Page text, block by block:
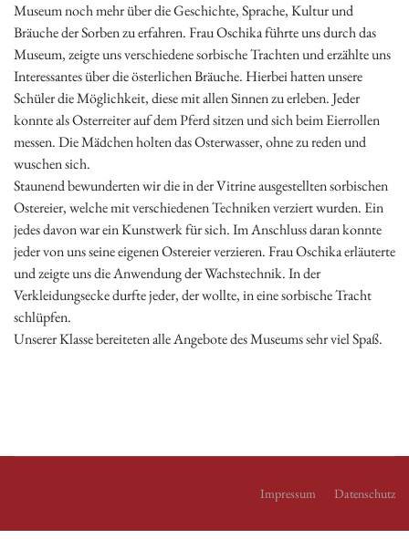
Museum noch mehr über die Geschichte, Sprache, Kultur und
Bräuche der Sorben zu erfahren. Frau Oschika führte uns durch das
Museum, zeigte uns verschiedene sorbische Trachten und erzählte uns
Interessantes über die österlichen Bräuche. Hierbei hatten unsere
Schüler die Möglichkeit, diese mit allen Sinnen zu erleben. Jeder
konnte als Osterreiter auf dem Pferd sitzen und sich beim Eierrollen
messen. Die Mädchen holten das Osterwasser, ohne zu reden und
wuschen sich.
Staunend bewunderten wir die in der Vitrine ausgestellten sorbischen
Ostereier, welche mit verschiedenen Techniken verziert wurden. Ein
jedes davon war ein Kunstwerk für sich. Im Anschluss daran konnte
jeder von uns seine eigenen Ostereier verzieren. Frau Oschika erläuterte
und zeigte uns die Anwendung der Wachstechnik. In der
Verkleidungsecke durfte jeder, der wollte, in eine sorbische Tracht
schlüpfen.
Unserer Klasse bereiteten alle Angebote des Museums sehr viel Spaß.
Impressum Datenschutz